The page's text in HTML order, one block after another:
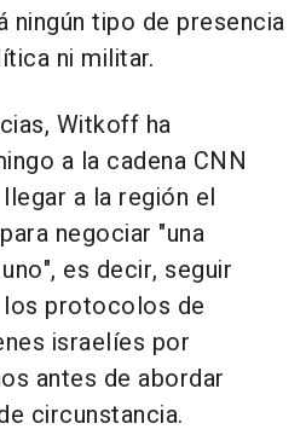
ningún tipo de presencia
ni militar.
Witkoff ha
a la cadena CNN
a la región el
negociar "una
es decir, seguir
protocolos de
israelíes por
antes de abordar
circunstancia.